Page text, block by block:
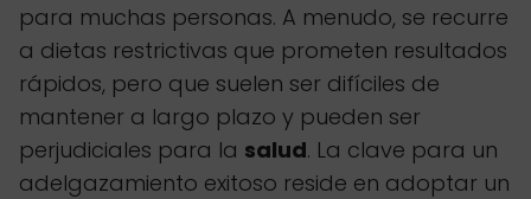
para muchas personas. A menudo, se recurre
a dietas restrictivas que prometen resultados
rápidos, pero que suelen ser difíciles de
mantener a largo plazo y pueden ser
perjudiciales para la salud. La clave para un
adelgazamiento exitoso reside en adoptar un